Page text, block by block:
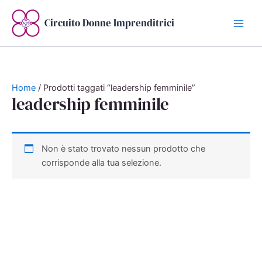
contenuto
Circuito Donne Imprenditrici
Home / Prodotti taggati “leadership femminile”
leadership femminile
Non è stato trovato nessun prodotto che
corrisponde alla tua selezione.